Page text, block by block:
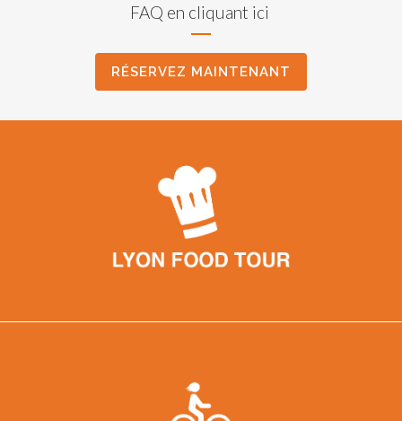
FAQ en cliquant ici
RÉSERVEZ MAINTENANT